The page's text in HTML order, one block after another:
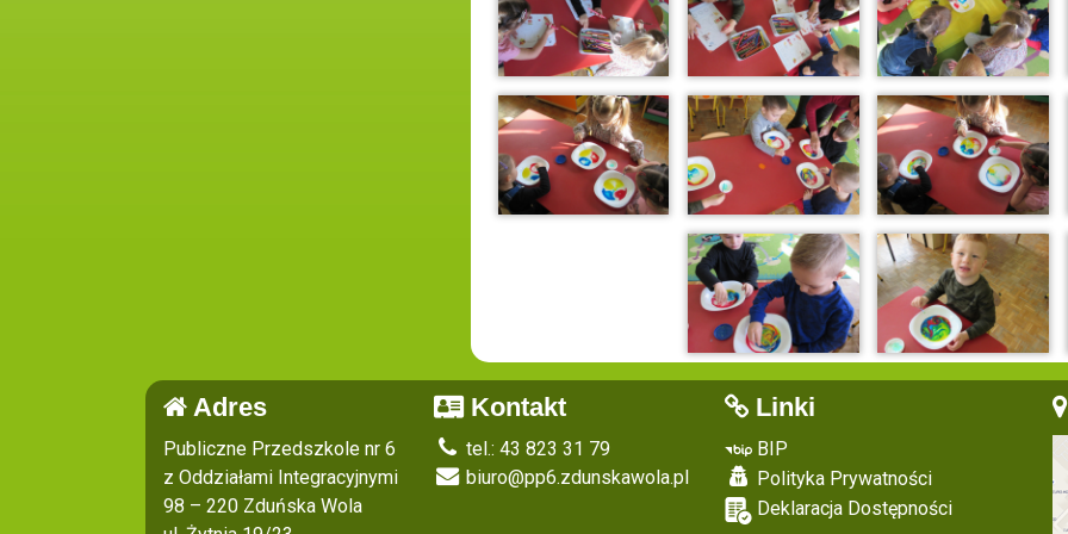
Adres
Publiczne Przedszkole nr 6
z Oddziałami Integracyjnymi
98 – 220 Zduńska Wola
Kontakt
tel.: 43 823 31 79
biuro@pp6.zdunskawola.pl
Linki
BIP
Polityka Prywatności
Deklaracja Dostępności